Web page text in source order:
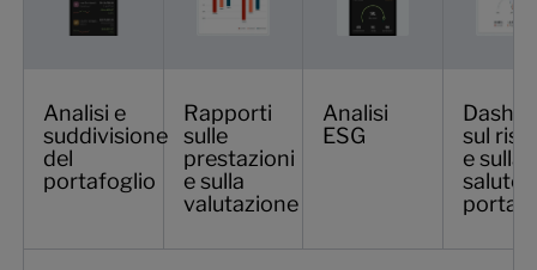
Analisi e
suddivisione
del
portafoglio
Rapporti
sulle
prestazioni
e sulla
valutazione
Analisi
ESG
sul
e sulla
salute